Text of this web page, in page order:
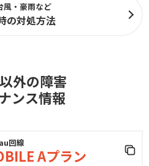
風・豪雨など
の対処方法
外の障害
ンス情報
au回線
Aプラン